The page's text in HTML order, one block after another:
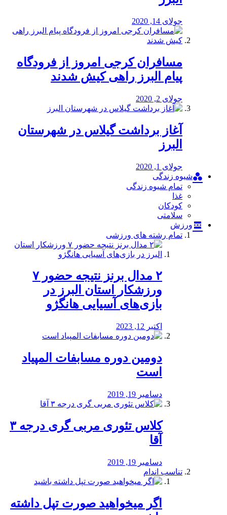
جولای 14, 2020
مسافران کرجی امروز از فرودگاه
پیام البرز راهی کیش شدند
جولای 2, 2020
آغاز برداشت گیلاس در شهرستان
البرز
جولای 1, 2020
شیوه زندگی
تمام شیوه زندگی
غذا
کودکان
سلامتی
ورزش
تمام رشته های ورزشی
۲ مدال برنز نتیجه حضور ۷
ورزشکار استان البرز در
بازی‌های آسیایی هانگژو
اکتبر 12, 2023
دومین دوره مسابفات المپیاد
است
دسامبر 19, 2019
کلاس تئوری مربی گری درجه ۳
آقا
دسامبر 19, 2019
تناسب اندام
اگر میخواهید صورت تپل داشته